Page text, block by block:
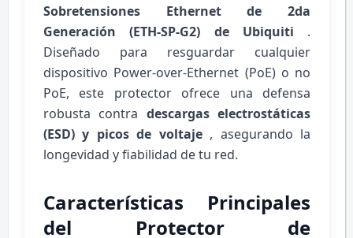
Sobretensiones Ethernet de 2da
Generación (ETH-SP-G2) de Ubiquiti .
Diseñado para resguardar cualquier
dispositivo Power-over-Ethernet (PoE) o no
PoE, este protector ofrece una defensa
robusta contra descargas electrostáticas
(ESD) y picos de voltaje , asegurando la
longevidad y fiabilidad de tu red.
Características Principales
del Protector de